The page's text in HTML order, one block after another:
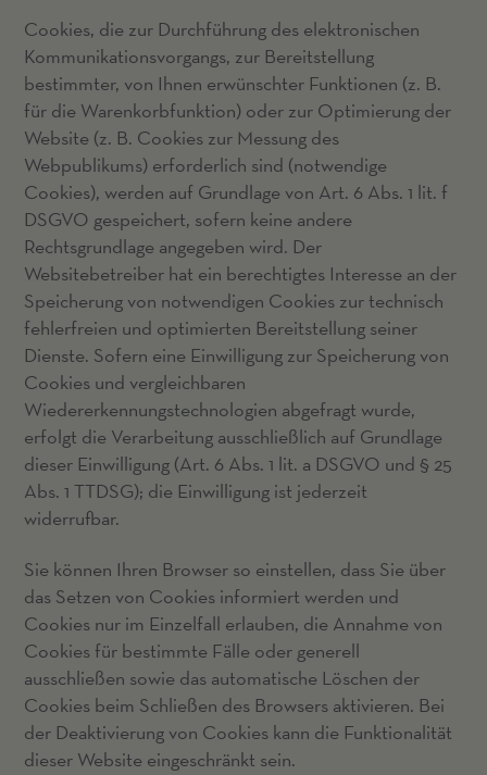
Cookies, die zur Durchführung des elektronischen
Kommunikationsvorgangs, zur Bereitstellung
bestimmter, von Ihnen erwünschter Funktionen (z. B.
für die Warenkorbfunktion) oder zur Optimierung der
Website (z. B. Cookies zur Messung des
Webpublikums) erforderlich sind (notwendige
Cookies), werden auf Grundlage von Art. 6 Abs. 1 lit. f
DSGVO gespeichert, sofern keine andere
Rechtsgrundlage angegeben wird. Der
Websitebetreiber hat ein berechtigtes Interesse an der
Speicherung von notwendigen Cookies zur technisch
fehlerfreien und optimierten Bereitstellung seiner
Dienste. Sofern eine Einwilligung zur Speicherung von
Cookies und vergleichbaren
Wiedererkennungstechnologien abgefragt wurde,
erfolgt die Verarbeitung ausschließlich auf Grundlage
dieser Einwilligung (Art. 6 Abs. 1 lit. a DSGVO und § 25
Abs. 1 TTDSG); die Einwilligung ist jederzeit
widerrufbar.
Sie können Ihren Browser so einstellen, dass Sie über
das Setzen von Cookies informiert werden und
Cookies nur im Einzelfall erlauben, die Annahme von
Cookies für bestimmte Fälle oder generell
ausschließen sowie das automatische Löschen der
Cookies beim Schließen des Browsers aktivieren. Bei
der Deaktivierung von Cookies kann die Funktionalität
dieser Website eingeschränkt sein.